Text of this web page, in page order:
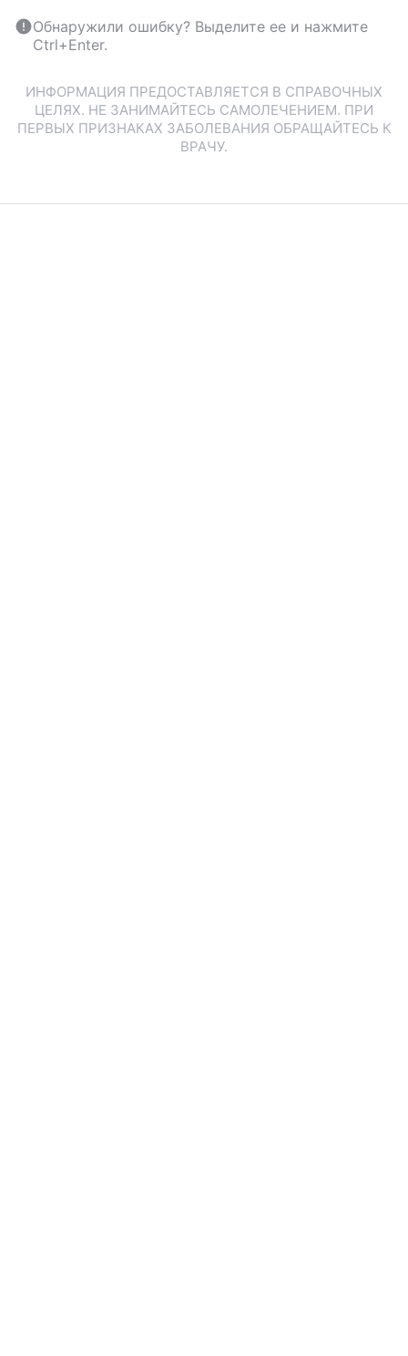
Обнаружили ошибку? Выделите ее и нажмите
Ctrl+Enter.
ИНФОРМАЦИЯ ПРЕДОСТАВЛЯЕТСЯ В СПРАВОЧНЫХ
ЦЕЛЯХ. НЕ ЗАНИМАЙТЕСЬ САМОЛЕЧЕНИЕМ. ПРИ
ПЕРВЫХ ПРИЗНАКАХ ЗАБОЛЕВАНИЯ ОБРАЩАЙТЕСЬ К
ВРАЧУ.